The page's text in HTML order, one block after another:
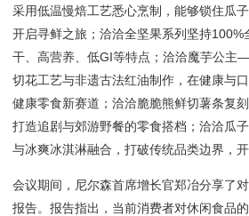
采用低温慢焙工艺悉心烹制，能够锁住瓜
开启寻鲜之旅；洽洽全坚果系列坚持100%
干、高营养、低GI等特点；洽洽魔芋公
切花工艺与非遗古法红油制作，在健康与
健康零食新赛道；洽洽脆脆熊鲜切薯条复
打造追剧与郊游野餐的零食搭档；洽洽瓜
与冰爽冰淇淋融合，打破传统品类边界，开
会议期间，尼尔森首席增长官郑冶分享了
报告。报告指出，当前消费者对休闲食品